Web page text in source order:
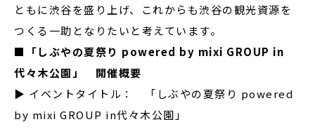
ともに渋谷を盛り上げ、これからも渋谷の観光資源を
つくる一助となりたいと考えています。
■
「しぶやの夏祭り powered by mixi GROUP in
代々木公園」 開催概要
▶ イベントタイトル： 「しぶやの夏祭り powered
by mixi GROUP in代々木公園」